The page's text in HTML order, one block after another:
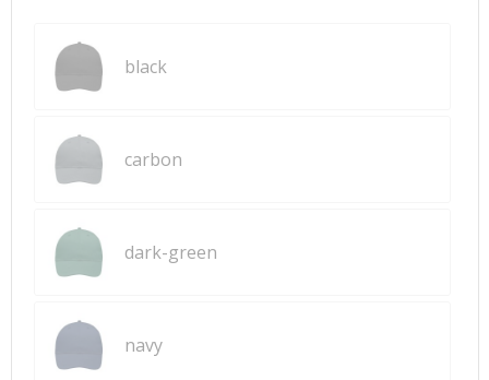
black
carbon
dark-green
navy